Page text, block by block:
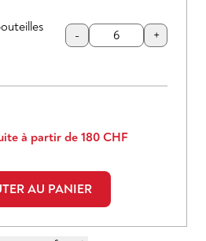
- +
à partir de 180 CHF
AU PANIER